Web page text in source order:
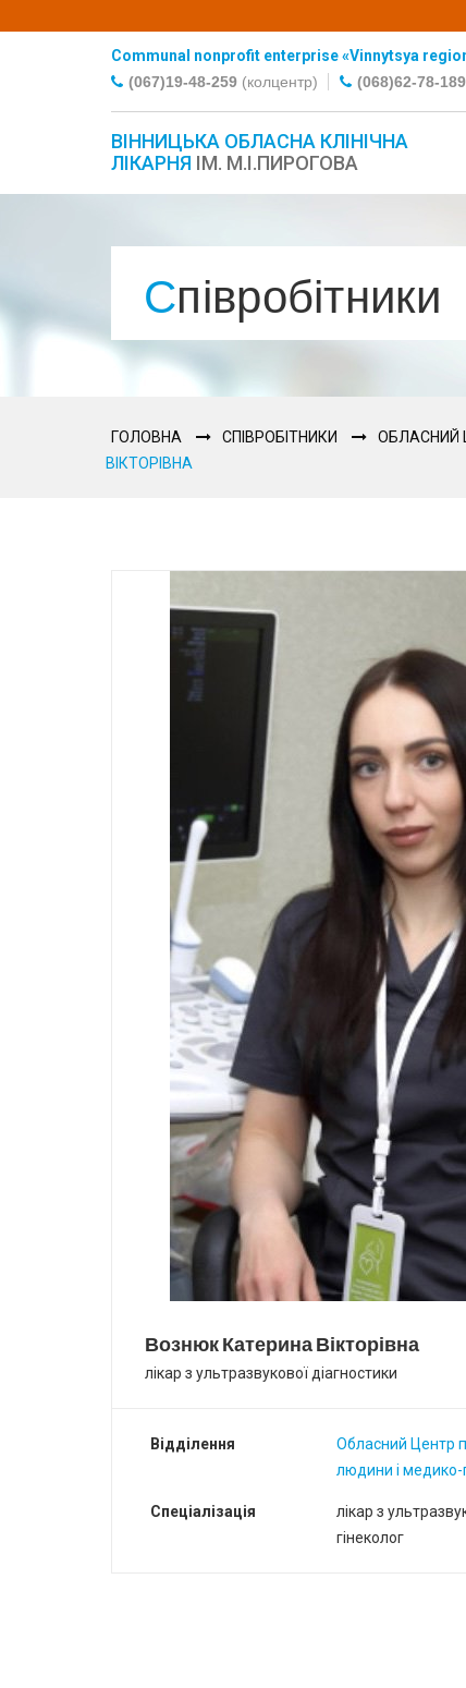
Communal nonprofit enterprise «Vinnytsya
(067)19-48-259 (колцентр) (068)62-78-189
ВІННИЦЬКА ОБЛАСНА КЛІНІЧНА
ЛІКАРНЯ ІМ. М.І.ПИРОГОВА
Співробітники
ГОЛОВНА СПІВРОБІТНИКИ ОБЛАСНИЙ
ВІКТОРІВНА
Вознюк Катерина Вікторівна
лікар з ультразвукової діагностики
Відділення
Обласний Центр
людини і медико-
Спеціалізація
лікар з
гінеколог